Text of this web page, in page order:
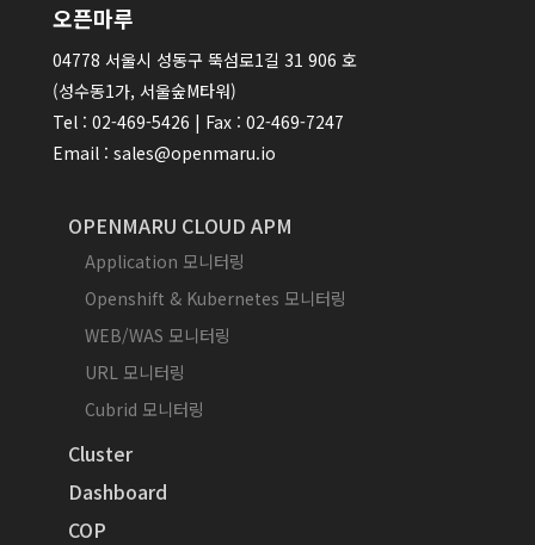
오픈마루
04778 서울시 성동구 뚝섬로1길 31 906 호
(성수동1가, 서울숲M타워)
Tel : 02-469-5426 | Fax : 02-469-7247
Email : sales@openmaru.io
OPENMARU CLOUD APM
Application 모니터링
Openshift & Kubernetes 모니터링
WEB/WAS 모니터링
URL 모니터링
Cubrid 모니터링
Cluster
Dashboard
COP